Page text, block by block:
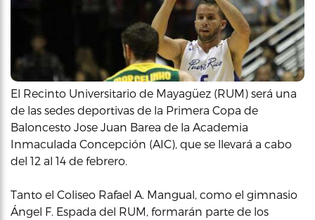
El Recinto Universitario de Mayagüez (RUM) será una
de las sedes deportivas de la Primera Copa de
Baloncesto Jose Juan Barea de la Academia
Inmaculada Concepción (AIC), que se llevará a cabo
del 12 al 14 de febrero.
Tanto el Coliseo Rafael A. Mangual, como el gimnasio
Ángel F. Espada del RUM, formarán parte de los